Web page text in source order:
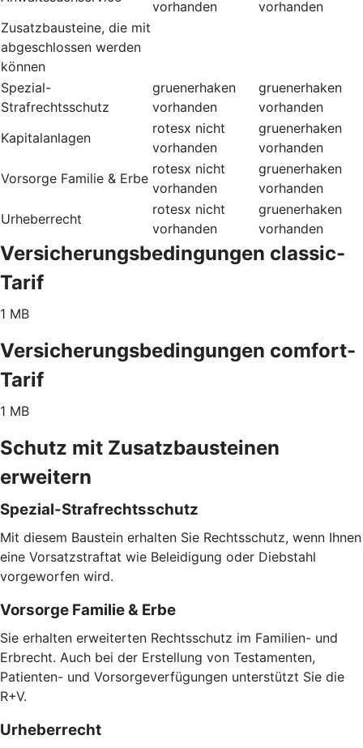
vorhanden
vorhanden
Zusatzbausteine, die mit
abgeschlossen werden
können
Spezial-
Strafrechtsschutz
gruenerhaken
vorhanden
gruenerhaken
vorhanden
Kapitalanlagen
rotesx nicht
vorhanden
gruenerhaken
vorhanden
Vorsorge Familie & Erbe
rotesx nicht
vorhanden
gruenerhaken
vorhanden
Urheberrecht
rotesx nicht
vorhanden
gruenerhaken
vorhanden
Versicherungsbedingungen classic-
Tarif
1 MB
Versicherungsbedingungen comfort-
Tarif
1 MB
Schutz mit Zusatzbausteinen
erweitern
Spezial-Strafrechtsschutz
Mit diesem Baustein erhalten Sie Rechtsschutz, wenn Ihnen
eine Vorsatzstraftat wie Beleidigung oder Diebstahl
vorgeworfen wird.
Vorsorge Familie & Erbe
Sie erhalten erweiterten Rechtsschutz im Familien- und
Erbrecht. Auch bei der Erstellung von Testamenten,
Patienten- und Vorsorgeverfügungen unterstützt Sie die
R+V.
Urheberrecht